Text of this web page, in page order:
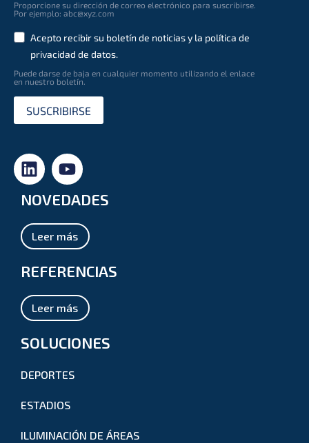
Proporcione su dirección de correo electrónico para suscribirse.
Por ejemplo: abc@xyz.com
Acepto recibir su boletín de noticias y la política de
privacidad de datos.
Puede darse de baja en cualquier momento utilizando el enlace
en nuestro boletín.
SUSCRIBIRSE
NOVEDADES
Leer más
REFERENCIAS
Leer más
SOLUCIONES
DEPORTES
ESTADIOS
ILUMINACIÓN DE ÁREAS